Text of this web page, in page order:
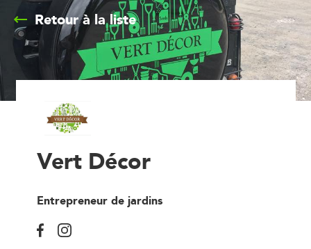
Retour à la liste
Vert Décor
Entrepreneur de jardins